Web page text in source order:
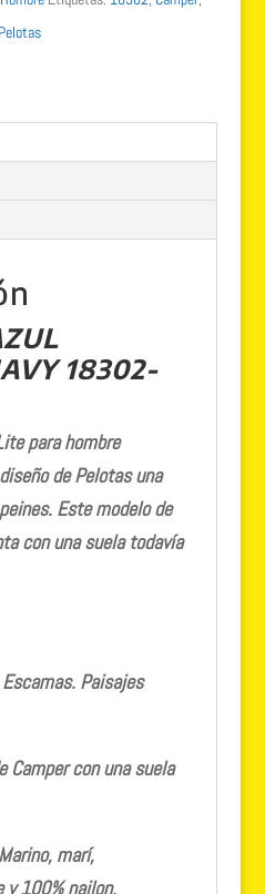
Pelotas
18302-
para hombre
de Pelotas una
Este modelo de
con una suela todavía
Paisajes
Camper con una suela
marí,
y 100% nailon.